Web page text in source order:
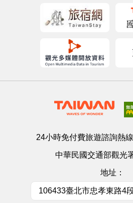
24小時免付費旅遊諮詢熱線
中華民國交通部觀光
地址：
106433臺北市忠孝東路4